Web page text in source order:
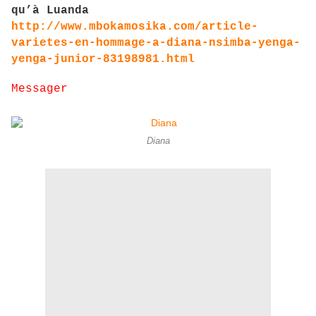
qu’à Luanda
http://www.mbokamosika.com/article-
varietes-en-hommage-a-diana-nsimba-yenga-
yenga-junior-83198981.html
Messager
Diana